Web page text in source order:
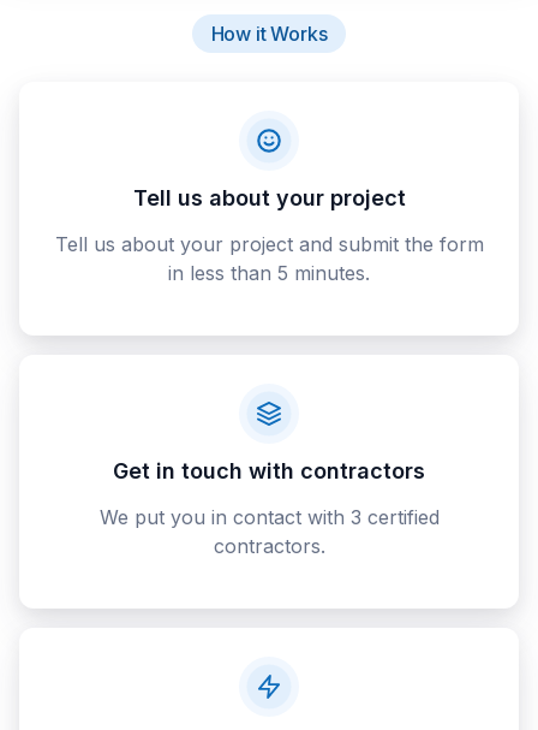
How it Works
Tell us about your project
Tell us about your project and submit the form
in less than 5 minutes.
Get in touch with contractors
We put you in contact with 3 certified
contractors.